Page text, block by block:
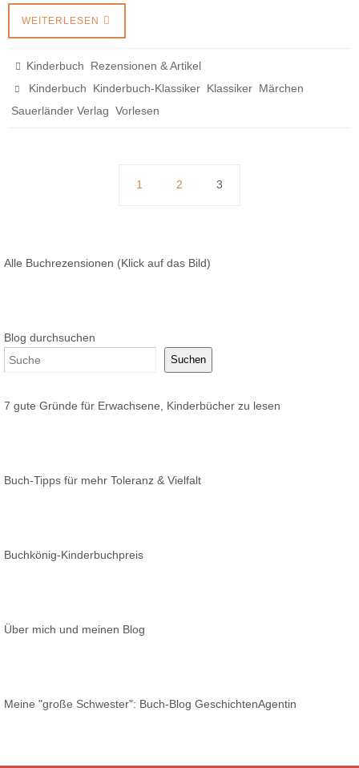
WEITERLESEN
Kinderbuch
Rezensionen & Artikel
Kinderbuch
Kinderbuch-Klassiker Klassiker Märchen
Sauerländer Verlag Vorlesen
1 2 3
Alle Buchrezensionen (Klick auf das Bild)
Blog durchsuchen
Suchen
7 gute Gründe für Erwachsene, Kinderbücher zu lesen
Buch-Tipps für mehr Toleranz & Vielfalt
Buchkönig-Kinderbuchpreis
Über mich und meinen Blog
Meine "große Schwester": Buch-Blog GeschichtenAgentin